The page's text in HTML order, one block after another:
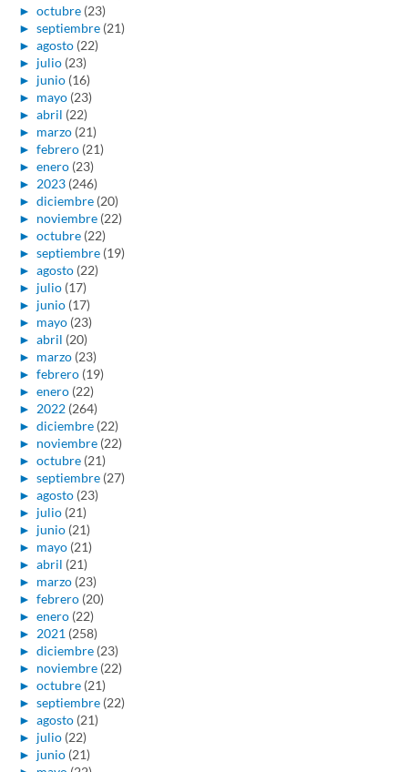
► octubre (23)
► septiembre (21)
► agosto (22)
► julio (23)
► junio (16)
► mayo (23)
► abril (22)
► marzo (21)
► febrero (21)
► enero (23)
► 2023 (246)
► diciembre (20)
► noviembre (22)
► octubre (22)
► septiembre (19)
► agosto (22)
► julio (17)
► junio (17)
► mayo (23)
► abril (20)
► marzo (23)
► febrero (19)
► enero (22)
► 2022 (264)
► diciembre (22)
► noviembre (22)
► octubre (21)
► septiembre (27)
► agosto (23)
► julio (21)
► junio (21)
► mayo (21)
► abril (21)
► marzo (23)
► febrero (20)
► enero (22)
► 2021 (258)
► diciembre (23)
► noviembre (22)
► octubre (21)
► septiembre (22)
► agosto (21)
► julio (22)
► junio (21)